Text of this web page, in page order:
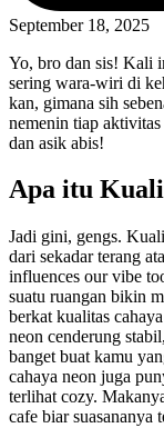
September 18, 2025
Yo, bro dan sis! Kali
sering wara-wiri di
kan, gimana sih
nemenin tiap
dan asik abis!
Apa itu
Jadi gini, gengs.
dari sekadar terang
influences our vibe
suatu ruangan bikin
berkat kualitas
neon cenderung
banget buat kamu
cahaya neon juga
terlihat cozy.
cafe biar suasananya